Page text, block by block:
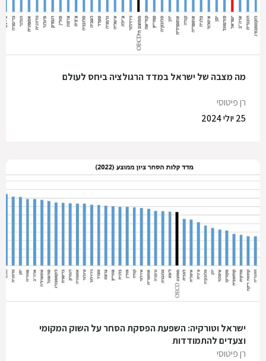
מה מצבה של ישראל במדד הרגולציה ביחס לעולם
רן פיטוסי
25 יולי 2024
ישראל וטורקיה: השפעת הפסקת הסחר על השוק המקומי
וצעדים להתמודדות
רן פיטוסי